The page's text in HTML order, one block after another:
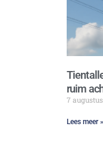
ruim
7
Lees meer »